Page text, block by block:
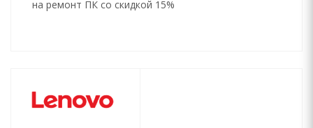
на ремонт ПК со скидкой 15%